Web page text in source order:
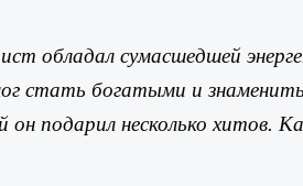
обладал сумасшедшей
стать богатыми и
подарил несколько хитов.